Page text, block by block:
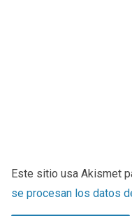
Este sitio usa Akismet
se procesan los datos